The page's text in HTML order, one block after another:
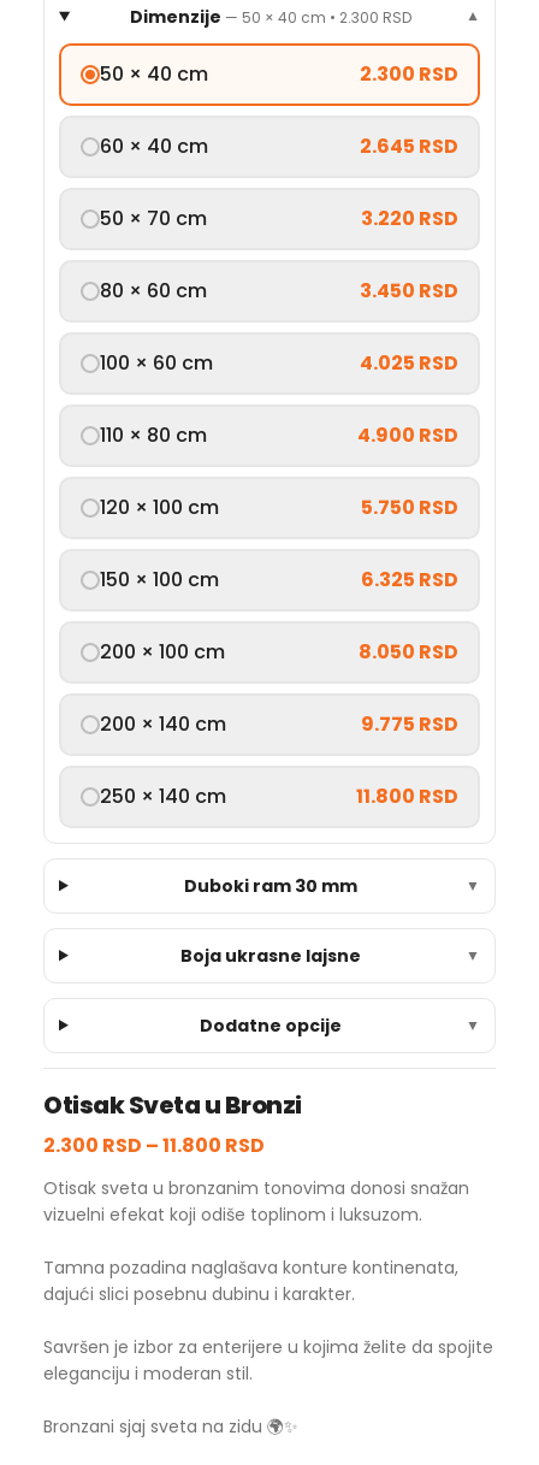
Dimenzije — 50 × 40 cm • 2.300 RSD ▼
50 × 40 cm 2.300 RSD
60 × 40 cm 2.645 RSD
50 × 70 cm 3.220 RSD
80 × 60 cm 3.450 RSD
100 × 60 cm 4.025 RSD
110 × 80 cm 4.900 RSD
120 × 100 cm 5.750 RSD
150 × 100 cm 6.325 RSD
200 × 100 cm 8.050 RSD
200 × 140 cm 9.775 RSD
250 × 140 cm 11.800 RSD
Duboki ram 30 mm ▼
Boja ukrasne lajsne ▼
Dodatne opcije ▼
Otisak Sveta u Bronzi
2.300 RSD –11.800 RSD
Otisak sveta u bronzanim tonovima donosi snažan
vizuelni efekat koji odiše toplinom i luksuzom.
Tamna pozadina naglašava konture kontinenata,
dajući slici posebnu dubinu i karakter.
Savršen je izbor za enterijere u kojima želite da spojite
eleganciju i moderan stil.
Bronzani sjaj sveta na zidu 🌍✨